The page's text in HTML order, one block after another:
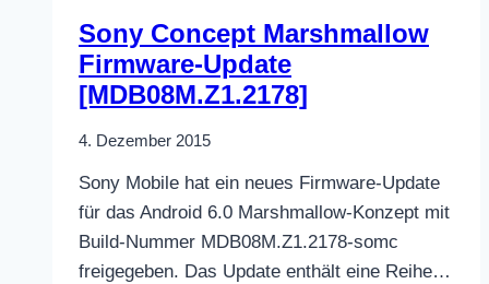
Sony Concept Marshmallow
Firmware-Update
[MDB08M.Z1.2178]
4. Dezember 2015
Sony Mobile hat ein neues Firmware-Update
für das Android 6.0 Marshmallow-Konzept mit
Build-Nummer MDB08M.Z1.2178-somc
freigegeben. Das Update enthält eine Reihe…